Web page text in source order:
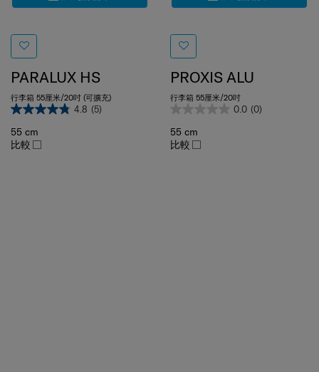
PARALUX HS
行李箱 55厘米/20吋 (可擴充)
4.8 (5)
55 cm
比較
PROXIS ALU
行李箱 55厘米/20吋
0.0
55 cm
比較